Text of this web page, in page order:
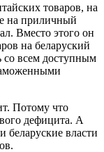
товаров, на
на приличный
Вместо этого он
на беларуский
со всем доступным
Потому что
дефицита. А
беларуские власти